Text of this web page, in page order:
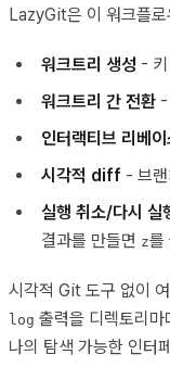
LazyGit은 이 워크플로
워크트리 생성 -
워크트리 간 전환 -
인터랙티브 리베이
시각적 diff - 브
실행 취소/다시 실
결과를 만들면 z를
시각적 Git 도구 없이
log 출력을 디렉토리
나의 탐색 가능한 인터